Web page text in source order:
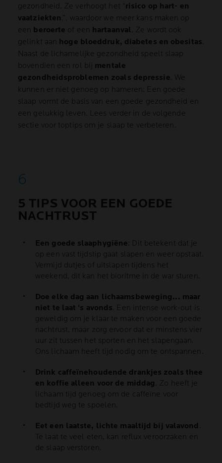
gezondheid. Ze verhoogt het “risico op hart- en
vaatziekten ,”, waardoor we meer kans maken op
een beroerte of een hartaanval . Ze wordt ook
gelinkt aan hoge bloeddruk, diabetes en obesitas
Naast de lichamelijke gezondheid speelt slaap
bovendien een rol bij mentale
gezondheidsproblemen zoals depressie . We
kunnen er niet genoeg op hameren: Een goede
slaap vormt de basis van een goede gezondheid en
een gelukkig leven. Lees verder in de volgende
sectie voor toptips om je slaap te verbeteren.
5 TIPS VOOR EEN GOEDE
NACHTRUST
Een goede slaaphygiëne : Dit betekent dat je
op een vast tijdstip gaat slapen en weer opstaat.
Vermijd dutjes of uitslapen tijdens het
weekend, dit kan het bioritme in de war sturen.
Doe elke dag aan lichaamsbeweging... maar
niet te laat 's avonds . Een intense work-out is
geweldig om je klaar te maken voor een goede
nachtrust, maar zorg ervoor dat er minstens vier
uur zit tussen het sporten en het slapengaan.
Ons lichaam heeft tijd nodig om te ontspannen.
Drink caffeïnehoudende drankjes zoals thee
en koffie alleen voor de middag . Zo heeft je
lichaam tijd genoeg om de caffeïne voor
bedtijd weg te spoelen.
Eet een laatste, lichte maaltijd bij valavond
Te laat te veel eten, kan reflux veroorzaken en
de slaap verstoren.